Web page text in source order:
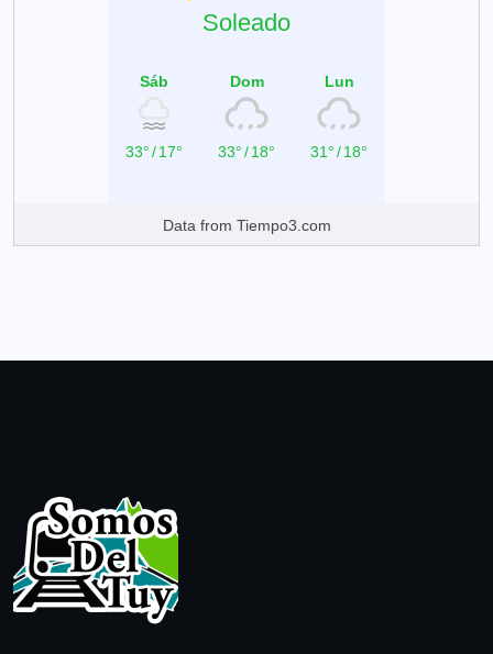
Soleado
Sáb
33°/17°
Dom
33°/18°
Lun
31°/18°
Data from Tiempo3.com